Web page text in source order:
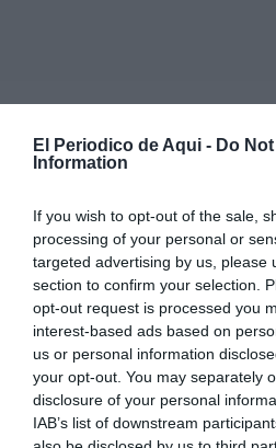
El Periodico de Aqui - Do
Information
If you wish to opt-out of the sale,
processing of your personal or
targeted advertising by us, please
section to confirm your selection.
opt-out request is processed you
interest-based ads based on
us or personal information
your opt-out. You may separately
disclosure of your personal
IAB’s list of downstream
la causa por la defensa de
segunda vez el 12 de
comparecencia, negó que
ninguna orden de Mazón y
contraria al confinamiento
consulta previa a la Abogacía
Por este motivo, la jueza
informe a la Abogacía de la